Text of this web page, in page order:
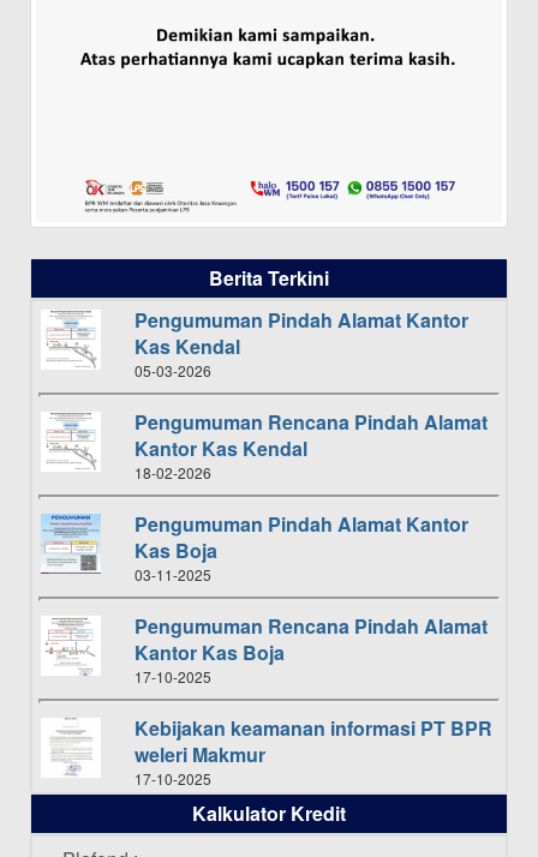
Berita Terkini
Pengumuman Pindah Alamat Kantor
Kas Kendal
05-03-2026
Pengumuman Rencana Pindah Alamat
Kantor Kas Kendal
18-02-2026
Pengumuman Pindah Alamat Kantor
Kas Boja
03-11-2025
Pengumuman Rencana Pindah Alamat
Kantor Kas Boja
17-10-2025
Kebijakan keamanan informasi PT BPR
weleri Makmur
17-10-2025
Daftar Pemenang Undian TAMASHA
Kalkulator Kredit